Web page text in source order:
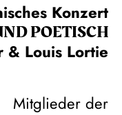
Konzert
POETISCH
& Louis Lortie
Mitglieder der